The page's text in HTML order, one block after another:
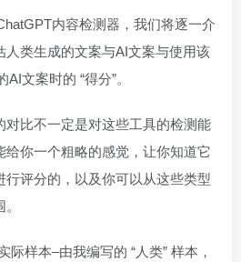
内容检测器，我们将逐一介
人类生成的文案与AI文案与使用该
文案时的 “得分”。
对比不一定是对这些工具的检测能
给你一个粗略的感觉，让你知道它
行评分的，以及你可以从这些类型
际样本–由我编写的 “人类” 样本，